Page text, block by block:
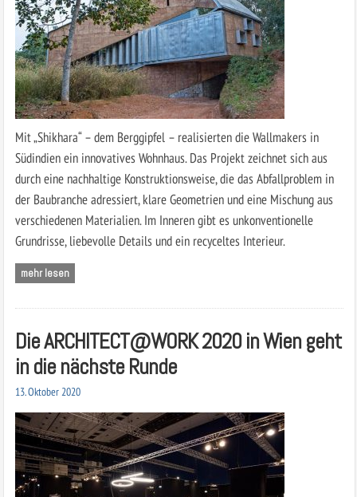
Mit „Shikhara“ – dem Berggipfel – realisierten die Wallmakers in
Südindien ein innovatives Wohnhaus. Das Projekt zeichnet sich aus
durch eine nachhaltige Konstruktionsweise, die das Abfallproblem in
der Baubranche adressiert, klare Geometrien und eine Mischung aus
verschiedenen Materialien. Im Inneren gibt es unkonventionelle
Grundrisse, liebevolle Details und ein recyceltes Interieur.
mehr lesen
Die ARCHITECT@WORK 2020 in Wien geht
in die nächste Runde
13. Oktober 2020